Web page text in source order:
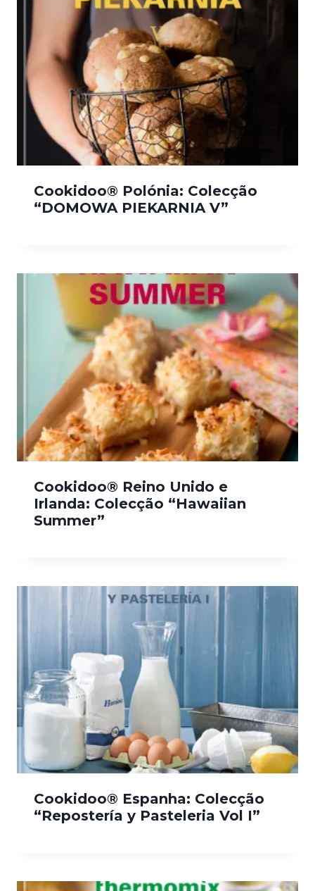
Cookidoo® Polónia: Colecção
“DOMOWA PIEKARNIA V”
Cookidoo® Reino Unido e
Irlanda: Colecção “Hawaiian
Summer”
Cookidoo® Espanha: Colecção
“Repostería y Pasteleria Vol I”